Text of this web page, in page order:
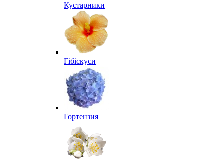
Кустарники
Гібіскуси
Гортензия